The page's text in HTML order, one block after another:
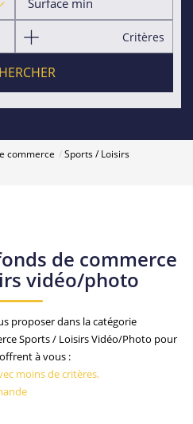
Critères
commerce
Sports / Loisirs
de commerce
vidéo/photo
proposer dans la catégorie
Sports / Loisirs Vidéo/Photo pour
à vous :
moins de critères.